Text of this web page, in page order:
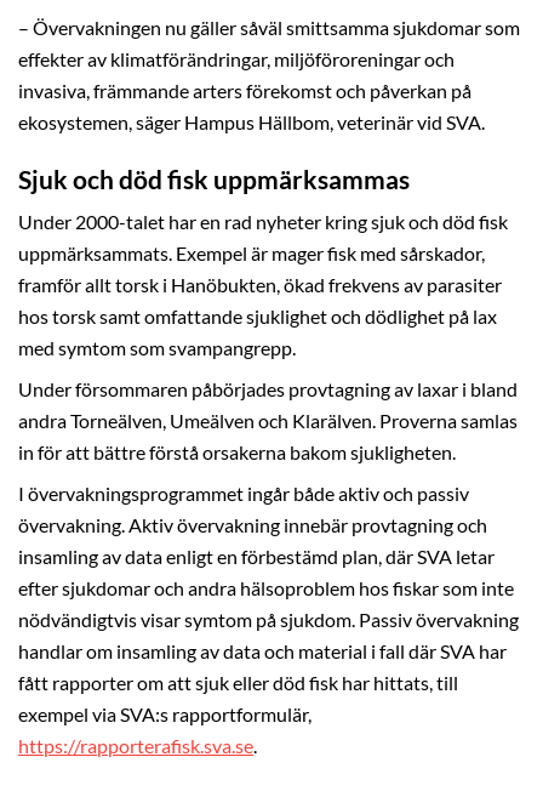
– Övervakningen nu gäller såväl smittsamma sjukdomar som
effekter av klimatförändringar, miljöföroreningar och
invasiva, främmande arters förekomst och påverkan på
ekosystemen, säger Hampus Hällbom, veterinär vid SVA.
Sjuk och död fisk uppmärksammas
Under 2000-talet har en rad nyheter kring sjuk och död fisk
uppmärksammats. Exempel är mager fisk med sårskador,
framför allt torsk i Hanöbukten, ökad frekvens av parasiter
hos torsk samt omfattande sjuklighet och dödlighet på lax
med symtom som svampangrepp.
Under försommaren påbörjades provtagning av laxar i bland
andra Torneälven, Umeälven och Klarälven. Proverna samlas
in för att bättre förstå orsakerna bakom sjukligheten.
I övervakningsprogrammet ingår både aktiv och passiv
övervakning. Aktiv övervakning innebär provtagning och
insamling av data enligt en förbestämd plan, där SVA letar
efter sjukdomar och andra hälsoproblem hos fiskar som inte
nödvändigtvis visar symtom på sjukdom. Passiv övervakning
handlar om insamling av data och material i fall där SVA har
fått rapporter om att sjuk eller död fisk har hittats, till
exempel via SVA:s rapportformulär,
https://rapporterafisk.sva.se.